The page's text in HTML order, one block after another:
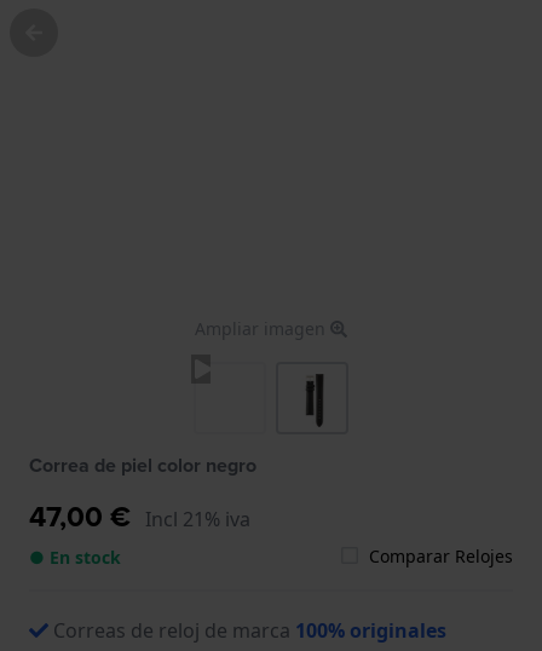
Ampliar imagen
Correa de piel color negro
47,00 € Incl 21% iva
● En stock Comparar Relojes
Correas de reloj de marca 100% originales